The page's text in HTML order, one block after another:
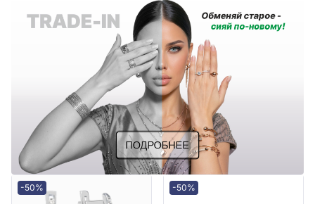
-50% -50%